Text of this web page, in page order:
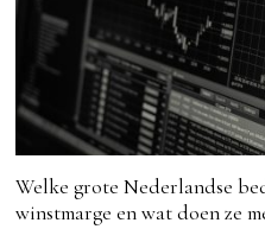
Welke grote Nederlandse
winstmarge en wat doen ze